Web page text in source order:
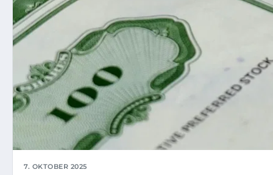
7. OKTOBER 2025